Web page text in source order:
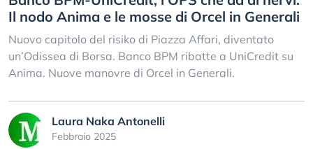
Il nodo Anima e le mosse di Orcel in Generali
Nuovo capitolo del risiko di Piazza Affari, diventato
un’Odissea di Borsa. Banco BPM ribatte a UniCredit su
Anima. Nuove manovre di Orcel in Generali.
Laura Naka Antonelli
Febbraio 2025